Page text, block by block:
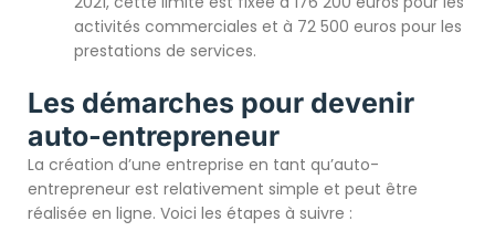
activités commerciales et à 72 500 euros pour les
prestations de services.
Les démarches pour devenir
auto-entrepreneur
La création d’une entreprise en tant qu’auto-
entrepreneur est relativement simple et peut être
réalisée en ligne. Voici les étapes à suivre :